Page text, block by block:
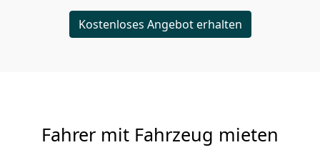
Kostenloses Angebot erhalten
Fahrer mit Fahrzeug mieten